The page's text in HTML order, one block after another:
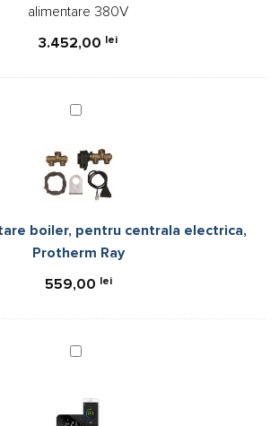
24
380V
alimentare 380V
3.452,00 lei
Set
boiler,
pentru
centrala
Protherm
Ray
boiler, pentru centrala electrica,
Protherm Ray
559,00 lei
Termostat
iT500